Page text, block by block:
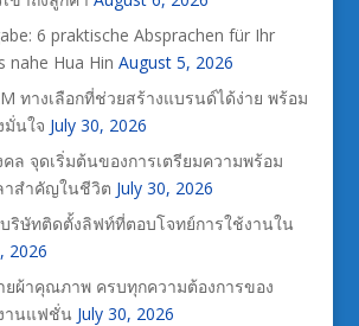
6 praktische Absprachen für Ihr
nahe Hua Hin August 5, 2026
ทางเลือกที่ช่วยสร้างแบรนด์ได้ง่าย พร้อม
มั่นใจ July 30, 2026
ล จุดเริ่มต้นของการเตรียมความพร้อม
าสำคัญในชีวิต July 30, 2026
ริษัทติดตั้งลิฟท์ที่ตอบโจทย์การใช้งานใน
2026
ยผ้าคุณภาพ ครบทุกความต้องการของ
านแฟชั่น July 30, 2026